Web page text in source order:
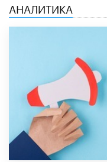
АНАЛИТИКА